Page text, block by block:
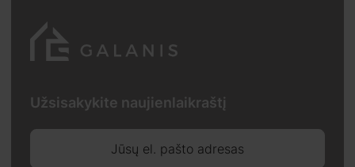
Užsisakykite naujienlaikraštį
Jūsų el. pašto adresas